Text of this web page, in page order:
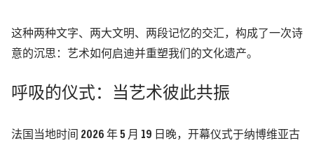
这种两种文字、两大文明、两段记忆的交汇，构成了一次诗
意的沉思：艺术如何启迪并重塑我们的文化遗产。
呼吸的仪式：当艺术彼此共振
法国当地时间 2026 年 5 月 19 日晚，开幕仪式于纳博维亚古